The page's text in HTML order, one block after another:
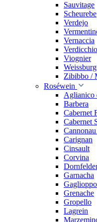
Sauvitage
Scheurebe
Verdejo
Vernaccia
Verdicchio
Viognier
Zibibbo /
Roséwein
Aglianico
Barbera
Cabernet
Cabernet
Carignan
Cinsault
Corvina
Garnacha
Gaglioppo
Grenache
Gropello
Lagrein